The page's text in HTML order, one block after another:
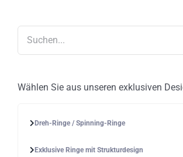
Produktseite
gewählt
Wählen Sie aus unseren exklusiven
Dreh-Ringe / Spinning-Ringe
Exklusive Ringe mit Strukturdesign